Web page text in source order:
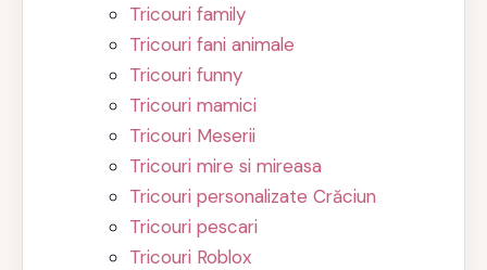
Tricouri family
Tricouri fani animale
Tricouri funny
Tricouri mamici
Tricouri Meserii
Tricouri mire si mireasa
Tricouri personalizate Crăciun
Tricouri pescari
Tricouri Roblox